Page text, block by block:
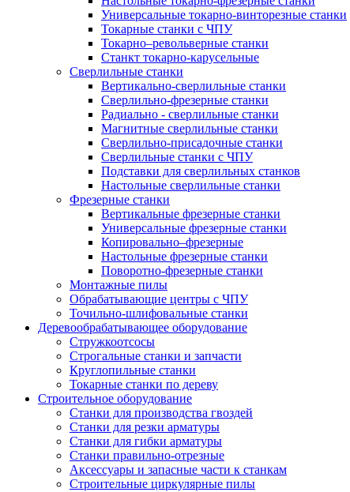
Универсальные токарно-винторезные станки
Токарные станки с ЧПУ
Токарно–револьверные станки
Станкт токарно-карусельные
Сверлильные станки
Вертикально-сверлильные станки
Сверлильно-фрезерные станки
Радиально - сверлильные станки
Магнитные сверлильные станки
Сверлильно-присадочные станки
Сверлильные станки с ЧПУ
Подставки для сверлильных станков
Настольные сверлильные станки
Фрезерные станки
Вертикальные фрезерные станки
Универсальные фрезерные станки
Копировально–фрезерные
Настольные фрезерные станки
Поворотно-фрезерные станки
Монтажные пилы
Обрабатывающие центры с ЧПУ
Точильно-шлифовальные станки
Деревообрабатывающее оборудование
Стружкоотсосы
Строгальные станки и запчасти
Круглопильные станки
Токарные станки по дереву
Строительное оборудование
Станки для производства гвоздей
Станки для резки арматуры
Станки для гибки арматуры
Станки правильно-отрезные
Аксессуары и запасные части к станкам
Строительные циркулярные пилы